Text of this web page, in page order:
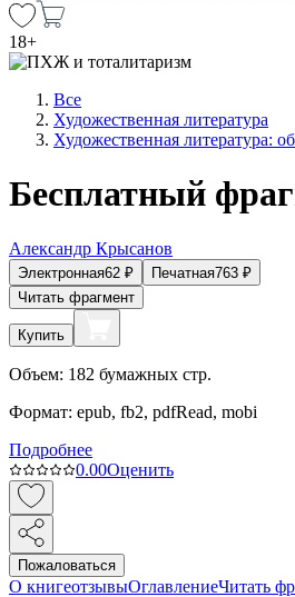
18+
Все
Художественная литература
Художественная литература:
Бесплатный
Александр Крысанов
Электронная62 ₽ Печатная763 ₽
Читать фрагмент
Купить
Объем: 182 бумажных стр.
Формат: epub, fb2, pdfRead, mobi
Подробнее
0.00Оценить
Пожаловаться
О книгеотзывыОглавлениеЧитать